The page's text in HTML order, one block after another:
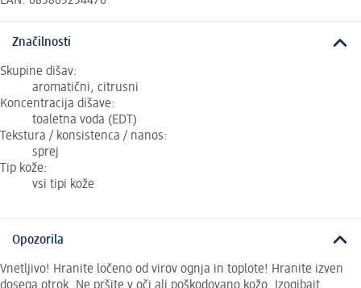
Značilnosti
Skupine dišav:
aromatični, citrusni
Koncentracija dišave:
toaletna voda (EDT)
Tekstura / konsistenca / nanos:
sprej
Tip kože:
vsi tipi kože
Opozorila
Vnetljivo! Hranite ločeno od virov ognja in toplote! Hranite izven